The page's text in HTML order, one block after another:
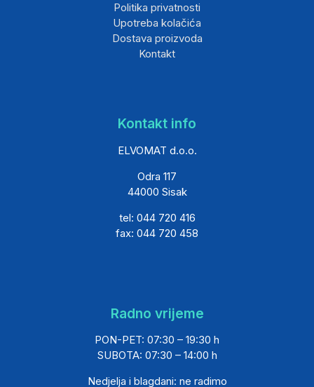
Politika privatnosti
Upotreba kolačića
Dostava proizvoda
Kontakt
Kontakt info
ELVOMAT d.o.o.
Odra 117
44000 Sisak
tel: 044 720 416
fax: 044 720 458
Radno vrijeme
PON-PET: 07:30 – 19:30 h
SUBOTA: 07:30 – 14:00 h
Nedjelja i blagdani: ne radimo